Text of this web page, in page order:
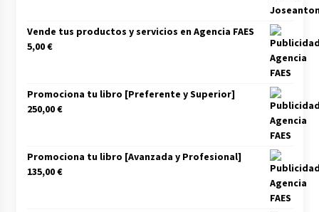
Vende tus productos y servicios en Agencia FAES
5,00€
Promociona tu libro [Preferente y Superior]
250,00€
Promociona tu libro [Avanzada y Profesional]
135,00€